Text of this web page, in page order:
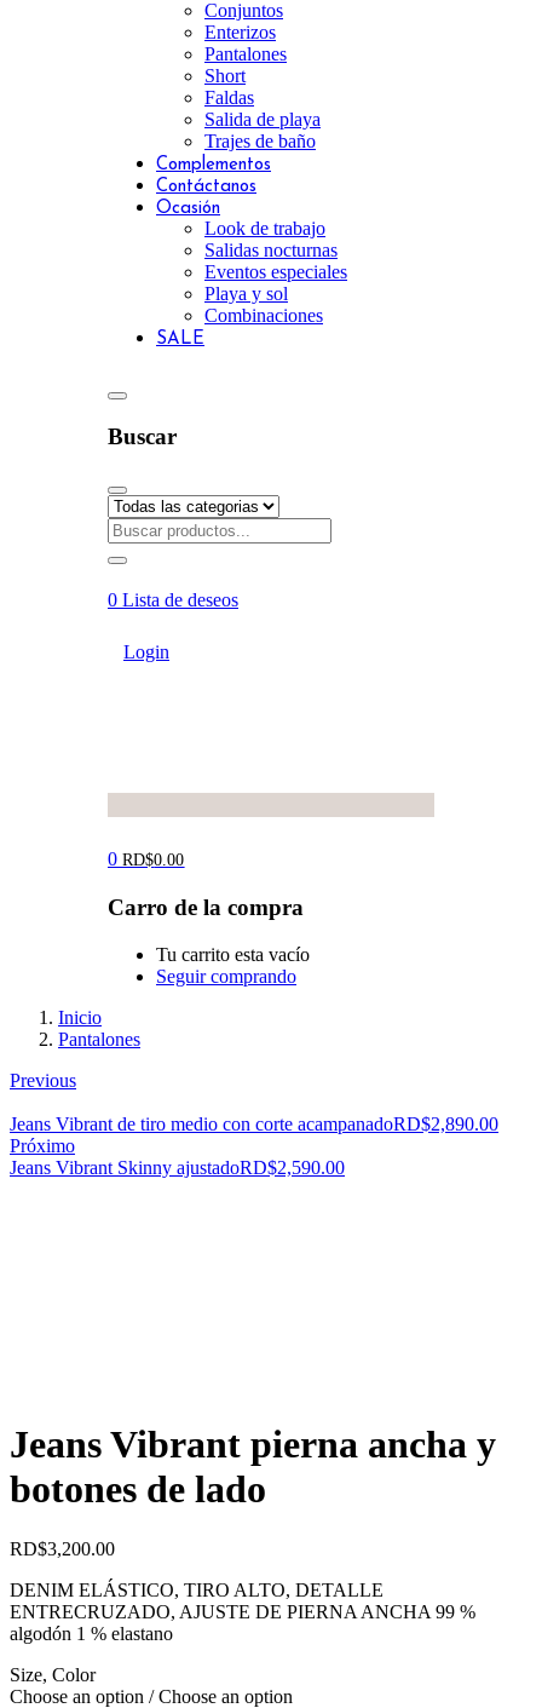
Conjuntos
Enterizos
Pantalones
Short
Faldas
Salida de playa
Trajes de baño
Complementos
Contáctanos
Ocasión
Look de trabajo
Salidas nocturnas
Eventos especiales
Playa y sol
Combinaciones
SALE
Buscar
0 Lista de deseos
Login
0 RD$0.00
Carro de la compra
Tu carrito esta vacío
Seguir comprando
Inicio
Pantalones
Previous
Jeans Vibrant de tiro medio con corte acampanadoRD$2,890.00
Próximo
Jeans Vibrant Skinny ajustadoRD$2,590.00
Jeans Vibrant pierna ancha y
botones de lado
RD$3,200.00
DENIM ELÁSTICO, TIRO ALTO, DETALLE
ENTRECRUZADO, AJUSTE DE PIERNA ANCHA 99 %
algodón 1 % elastano
Size, Color
Choose an option / Choose an option